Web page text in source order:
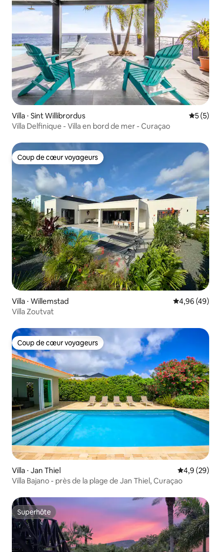
Villa ⋅ Sint Willibrordus
5 (5)
Villa Delfinique - Villa en bord de mer - Curaçao
Coup de cœur voyageurs
Coup de cœur voyageurs
Villa ⋅ Willemstad Évaluation
4,96 (49)
Villa Zoutvat
Coup de cœur voyageurs
Coup de cœur voyageurs
Villa ⋅ Jan Thiel Évaluation
4,9 (29)
Villa Bajano - près de la plage de Jan Thiel, Curaçao
Superhôte
Superhôte